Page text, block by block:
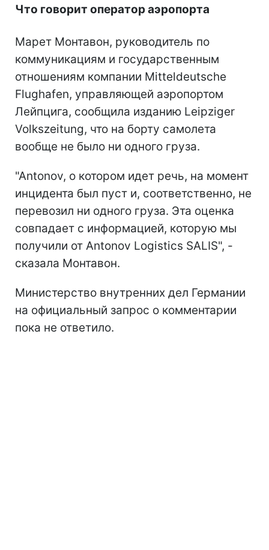
Что говорит оператор аэропорта
Марет Монтавон, руководитель по
коммуникациям и государственным
отношениям компании Mitteldeutsche
Flughafen, управляющей аэропортом
Лейпцига, сообщила изданию Leipziger
Volkszeitung, что на борту самолета
вообще не было ни одного груза.
"Antonov, о котором идет речь, на момент
инцидента был пуст и, соответственно, не
перевозил ни одного груза. Эта оценка
совпадает с информацией, которую мы
получили от Antonov Logistics SALIS", -
сказала Монтавон.
Министерство внутренних дел Германии
на официальный запрос о комментарии
пока не ответило.